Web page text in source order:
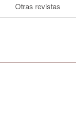
Otras revistas